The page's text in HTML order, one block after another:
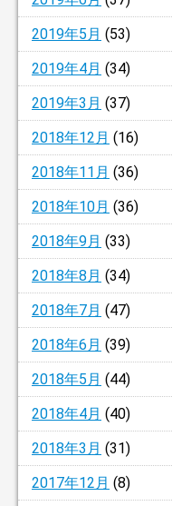
2019年5月 (53)
2019年4月 (34)
2019年3月 (37)
2018年12月 (16)
2018年11月 (36)
2018年10月 (36)
2018年9月 (33)
2018年8月 (34)
2018年7月 (47)
2018年6月 (39)
2018年5月 (44)
2018年4月 (40)
2018年3月 (31)
2017年12月 (8)